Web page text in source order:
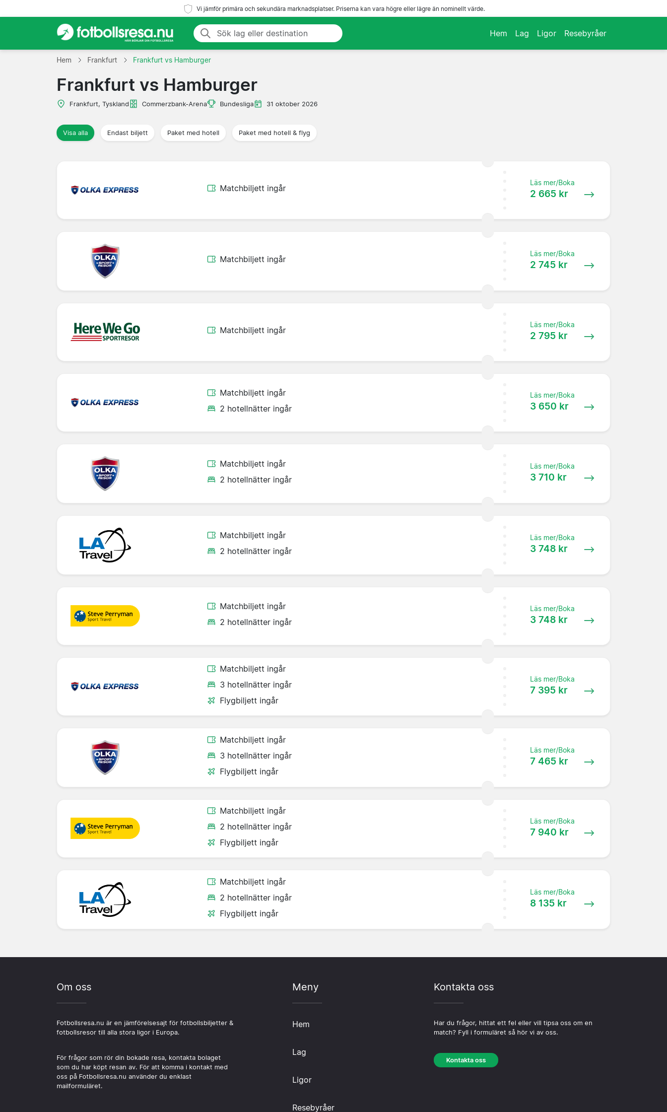
Vi jämför primära och sekundära marknadsplatser. Priserna kan vara högre eller lägre än nominellt värde.
Hem Lag Ligor Resebyråer
Hem Frankfurt Frankfurt vs Hamburger
Frankfurt vs Hamburger
Frankfurt, Tyskland Commerzbank-Arena Bundesliga 31 oktober 2026
Visa alla Endast biljett Paket med hotell Paket med hotell & flyg
Matchbiljett ingår
Läs mer/Boka
2 665 kr
Matchbiljett ingår
Läs mer/Boka
2 745 kr
Matchbiljett ingår
Läs mer/Boka
2 795 kr
Matchbiljett ingår
2 hotellnätter ingår
Läs mer/Boka
3 650 kr
Matchbiljett ingår
2 hotellnätter ingår
Läs mer/Boka
3 710 kr
Matchbiljett ingår
2 hotellnätter ingår
Läs mer/Boka
3 748 kr
Matchbiljett ingår
2 hotellnätter ingår
Läs mer/Boka
3 748 kr
Matchbiljett ingår
3 hotellnätter ingår
Flygbiljett ingår
Läs mer/Boka
7 395 kr
Matchbiljett ingår
3 hotellnätter ingår
Flygbiljett ingår
Läs mer/Boka
7 465 kr
Matchbiljett ingår
2 hotellnätter ingår
Flygbiljett ingår
Läs mer/Boka
7 940 kr
Matchbiljett ingår
2 hotellnätter ingår
Flygbiljett ingår
Läs mer/Boka
8 135 kr
Om oss
Fotbollsresa.nu är en jämförelsesajt för fotbollsbiljetter &
fotbollsresor till alla stora ligor i Europa.
För frågor som rör din bokade resa, kontakta bolaget
som du har köpt resan av. För att komma i kontakt med
oss på Fotbollsresa.nu använder du enklast
mailformuläret.
Meny
Hem
Lag
Ligor
Resebyråer
Kontakta oss
Har du frågor, hittat ett fel eller vill tipsa oss om en
match? Fyll i formuläret så hör vi av oss.
Kontakta oss